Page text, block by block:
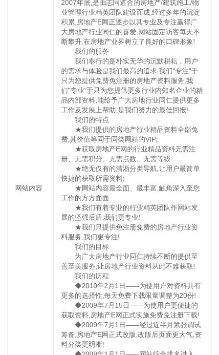
网站内容
2007年底,是由志同道合的房地产/建筑施工/物
业管理行业精英团队建设而成,经过多年的沉淀
积累,房地产E网正逐步以其专业及专注赢得广
大房地产行业同仁的喜爱,网站固定访客每天不
断攀升,在房地产业界树立了良好的口碑形象!
我们的服务
我们奉行的是朴实无华的沉默耕耘，用户
的需求与体验是我们最高的追求,我们"专注"于
只为您提供免费免注册的房地产资料服务,我
们"专业"于只为您提供更多行业内知名企业的精
品内部资料,能给予广大房地行业同仁提供更多
工作及发展上帮助,是我们努力的最佳回报!
我们的特点
★我们提供的房地产行业精品资料全部免
费,其价值等同于同类网站的VIP;
★获取房地产E网的行业精品资料无需注
册、无需积分、无需点数、无需等级......
★绝无仅有的清淅分类导航,让用户最简单
快捷的获取所需资料;
★网站内容最全面、最丰富,触角深入至您
工作的方方面面
★我们有着专业的行业精英团队作网站发
展的坚强后盾,我们更专业!
★我们只提供免注册免费的房地产行业资
料服务,我们更专注!
我们的目标
为广大房地产行业同仁持续不断的提供至
善至美服务,让房地产行业资料从此不难获取!
我们的历程
◆2010年2月1日——为使用户对资料具有
更多的选择性,每天免费下载限量调整为20份!
◆2009年7月15日——为使用户更便捷的
获取资料,房地产E网正式实施免费免注册下载!
◆2009年7月1日——经过近半月紧张调试
筹备,房地产E网正式改版,改版后页面更大气,资
料分类更明淅!